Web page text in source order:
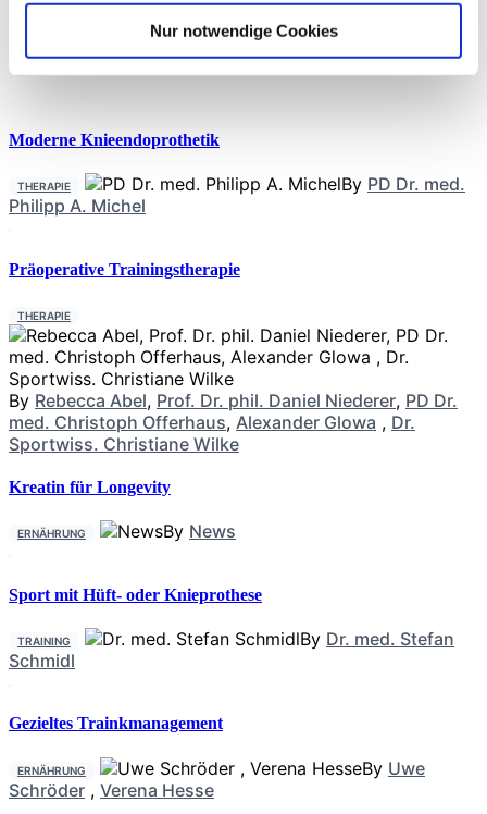
Nur notwendige Cookies
Neueste Beiträge
Moderne Knieendoprothetik
THERAPIE By PD Dr. med.
Philipp A. Michel
Präoperative Trainingstherapie
THERAPIE
By Rebecca Abel, Prof. Dr. phil. Daniel Niederer, PD Dr.
med. Christoph Offerhaus, Alexander Glowa , Dr.
Sportwiss. Christiane Wilke
Kreatin für Longevity
ERNÄHRUNG By News
Sport mit Hüft- oder Knieprothese
TRAINING By Dr. med. Stefan
Schmidl
Gezieltes Trainkmanagement
ERNÄHRUNG By Uwe
Schröder , Verena Hesse